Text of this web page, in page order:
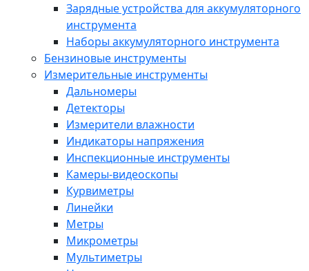
Зарядные устройства для аккумуляторного
инструмента
Наборы аккумуляторного инструмента
Бензиновые инструменты
Измерительные инструменты
Дальномеры
Детекторы
Измерители влажности
Индикаторы напряжения
Инспекционные инструменты
Камеры-видеоскопы
Курвиметры
Линейки
Метры
Микрометры
Мультиметры